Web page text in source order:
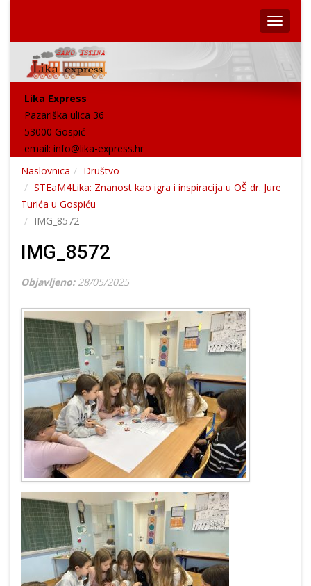
Lika Express
Pazariška ulica 36
53000 Gospić
email: info@lika-express.hr
Naslovnica
Društvo
STEaM4Lika: Znanost kao igra i inspiracija u OŠ dr. Jure
Turića u Gospiću
IMG_8572
IMG_8572
Objavljeno: 28/05/2025